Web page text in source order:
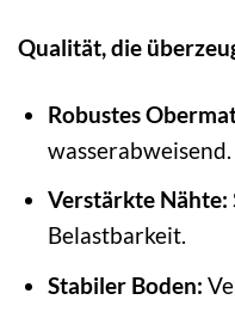
Qualität, die
Robustes
wasserabweisend.
Verstärkte Nähte:
Belastbarkeit.
Stabiler Boden: